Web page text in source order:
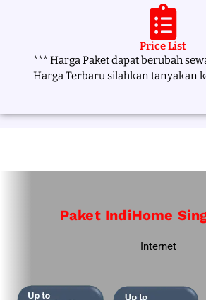
Price List
*** Harga Paket dapat berubah
Harga Terbaru silahkan tanyakan
Paket IndiHome
Internet